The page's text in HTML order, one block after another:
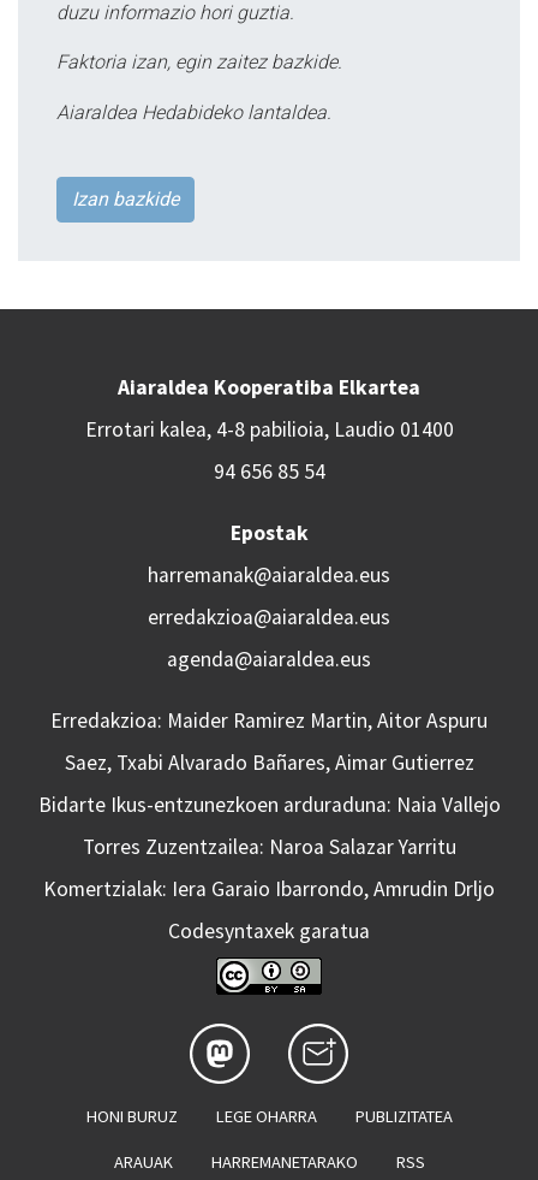
duzu informazio hori guztia.
Faktoria izan, egin zaitez bazkide.
Aiaraldea Hedabideko lantaldea.
Izan bazkide
Aiaraldea Kooperatiba Elkartea
Errotari kalea, 4-8 pabilioia, Laudio 01400
94 656 85 54
Epostak
harremanak@aiaraldea.eus
erredakzioa@aiaraldea.eus
agenda@aiaraldea.eus
Erredakzioa: Maider Ramirez Martin, Aitor Aspuru
Saez, Txabi Alvarado Bañares, Aimar Gutierrez
Bidarte Ikus-entzunezkoen arduraduna: Naia Vallejo
Torres Zuzentzailea: Naroa Salazar Yarritu
Komertzialak: Iera Garaio Ibarrondo, Amrudin Drljo
Codesyntaxek garatua
HONI BURUZ LEGE OHARRA PUBLIZITATEA
ARAUAK HARREMANETARAKO RSS